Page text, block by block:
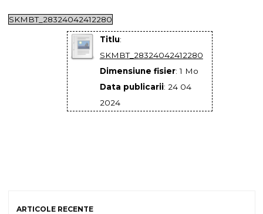
SKMBT_28324042412280
Titlu:
SKMBT_28324042412280
Dimensiune fisier: 1 Mo
Data publicarii: 24 04
2024
ARTICOLE RECENTE